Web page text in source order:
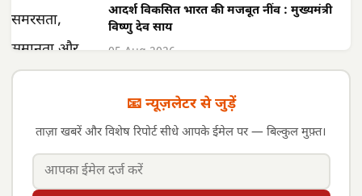
आदर्श विकसित भारत की मजबूत नींव : मुख्यमंत्री
विष्णु देव साय
05 Aug 2026
📧 न्यूज़लेटर से जुड़ें
ताज़ा खबरें और विशेष रिपोर्ट सीधे आपके ईमेल पर — बिल्कुल मुफ़्त।